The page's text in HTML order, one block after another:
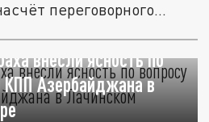
переговорного...
внесли ясность по
КПП Азербайджана в